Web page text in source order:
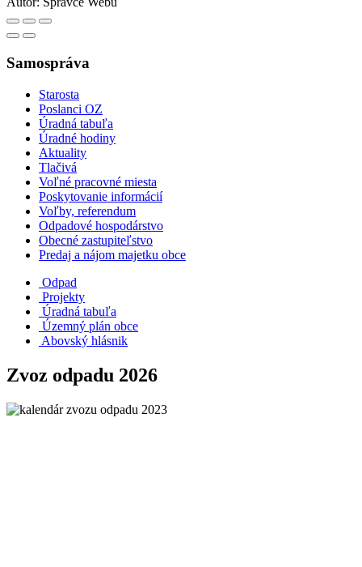
Samospráva
Starosta
Poslanci OZ
Úradná tabuľa
Úradné hodiny
Aktuality
Tlačivá
Voľné pracovné miesta
Poskytovanie informácií
Voľby, referendum
Odpadové hospodárstvo
Obecné zastupiteľstvo
Predaj a nájom majetku obce
Odpad
Projekty
Úradná tabuľa
Územný plán obce
Abovský hlásnik
Zvoz odpadu 2026